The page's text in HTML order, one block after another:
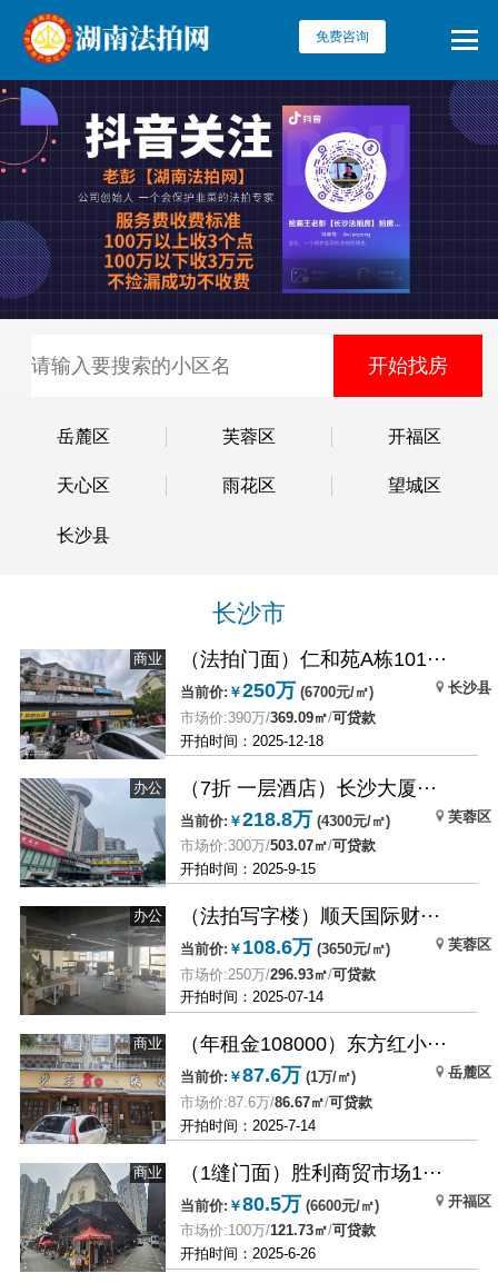
免费咨询
岳麓区 芙蓉区 开福区
天心区 雨花区 望城区
长沙县
长沙市
商业 （法拍门面）仁和苑A栋101···
当前价: ￥250万 (6700元/㎡)
长沙县
市场价:390万/369.09㎡/可贷款
开拍时间：2025-12-18
办公 （7折 一层酒店）长沙大厦···
当前价: ￥218.8万 (4300元/㎡)
芙蓉区
市场价:300万/503.07㎡/可贷款
开拍时间：2025-9-15
办公 （法拍写字楼）顺天国际财···
当前价: ￥ 108.6万 (3650元/㎡)
芙蓉区
市场价:250万/296.93㎡/可贷款
开拍时间：2025-07-14
商业 （年租金108000）东方红小···
当前价: ￥87.6万 (1万/㎡)
岳麓区
市场价:87.6万/86.67㎡/可贷款
开拍时间：2025-7-14
商业 （1缝门面）胜利商贸市场1···
当前价: ￥80.5万 (6600元/㎡)
开福区
市场价:100万/121.73㎡/可贷款
开拍时间：2025-6-26